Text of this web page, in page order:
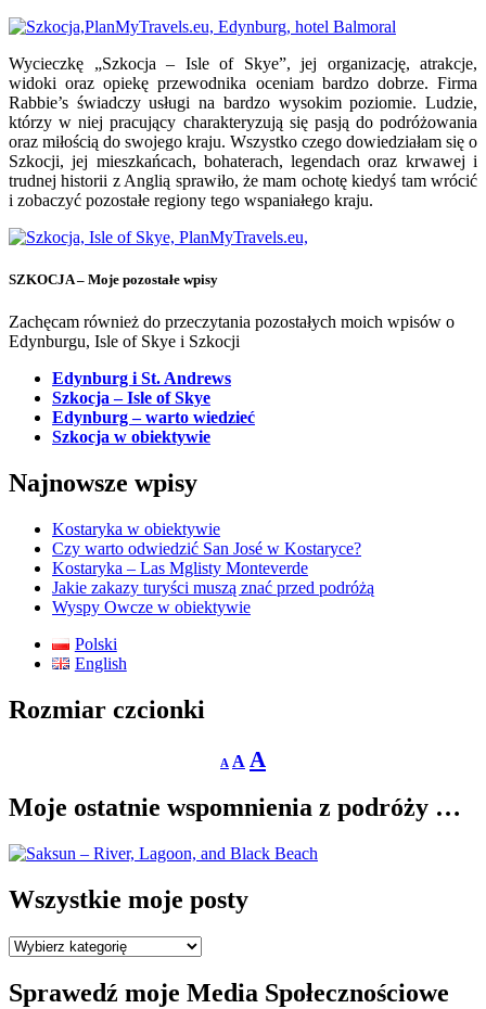
Wycieczkę „Szkocja – Isle of Skye”, jej organizację, atrakcje,
widoki oraz opiekę przewodnika oceniam bardzo dobrze. Firma
Rabbie’s świadczy usługi na bardzo wysokim poziomie. Ludzie,
którzy w niej pracujący charakteryzują się pasją do podróżowania
oraz miłością do swojego kraju. Wszystko czego dowiedziałam się o
Szkocji, jej mieszkańcach, bohaterach, legendach oraz krwawej i
trudnej historii z Anglią sprawiło, że mam ochotę kiedyś tam wrócić
i zobaczyć pozostałe regiony tego wspaniałego kraju.
SZKOCJA – Moje pozostałe wpisy
Zachęcam również do przeczytania pozostałych moich wpisów o
Edynburgu, Isle of Skye i Szkocji
Edynburg i St. Andrews
Szkocja – Isle of Skye
Edynburg – warto wiedzieć
Szkocja w obiektywie
Najnowsze wpisy
Kostaryka w obiektywie
Czy warto odwiedzić San José w Kostaryce?
Kostaryka – Las Mglisty Monteverde
Jakie zakazy turyści muszą znać przed podróżą
Wyspy Owcze w obiektywie
Polski
English
Rozmiar czcionki
A
Decrease
font
A Reset
font
size.
A
size.
Moje ostatnie wspomnienia z podróży …
Wszystkie moje posty
Wszystkie
posty
Sprawedź moje Media Społecznościowe